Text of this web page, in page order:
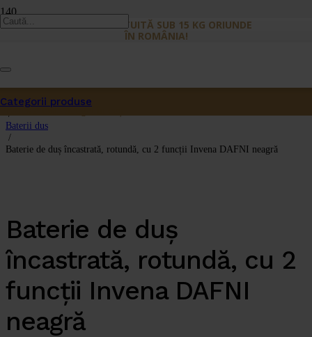
LIVRARE GRATUITĂ SUB 15 KG ORIUNDE
ÎN ROMÂNIA!
Produsa fost adăugat în coș.
Categorii produse
/
Dus
/
Baterii dus
/
Baterie de duș încastrată, rotundă, cu 2 funcții Invena DAFNI neagră
Baterie de duș
încastrată, rotundă, cu 2
funcții Invena DAFNI
neagră